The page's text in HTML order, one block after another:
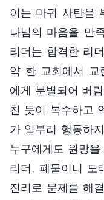
이는 마귀 사탄을
나님의 마음을 만
리더는 합격한 리
약 한 교회에서 교
에게 분별되어 버
친 듯이 복수하고
가 일부러 행동하
누구에게도 원망
리더, 폐물이니 도
진리로 문제를 해